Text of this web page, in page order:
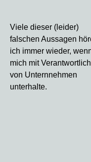
Viele dieser (leider)
falschen Aussagen
ich immer wieder,
mich mit
von Unternnehmen
unterhalte.